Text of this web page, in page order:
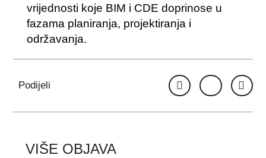
vrijednosti koje BIM i CDE doprinose u
fazama planiranja, projektiranja i
održavanja.
Podijeli
VIŠE OBJAVA